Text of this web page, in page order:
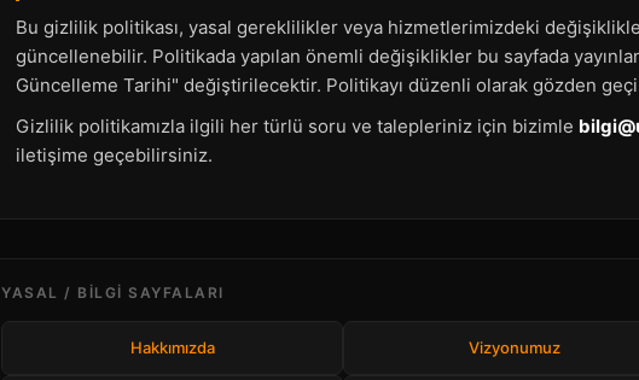
Bu gizlilik politikası, yasal gereklilikler veya hizmetlerimizdeki
güncellenebilir. Politikada yapılan önemli değişiklikler bu sayfada
Güncelleme Tarihi" değiştirilecektir. Politikayı düzenli olarak gözden
Gizlilik politikamızla ilgili her türlü soru ve talepleriniz için bizimle
iletişime geçebilirsiniz.
YASAL / BILGI SAYFALARI
Hakkımızda Vizyonumuz